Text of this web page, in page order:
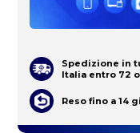
Spedizione in
Italia entro 72
Reso fino a 14